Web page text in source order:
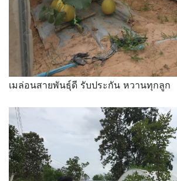
เมล่อนสายพันธุ์ดี รับประกัน หวานทุกลูก